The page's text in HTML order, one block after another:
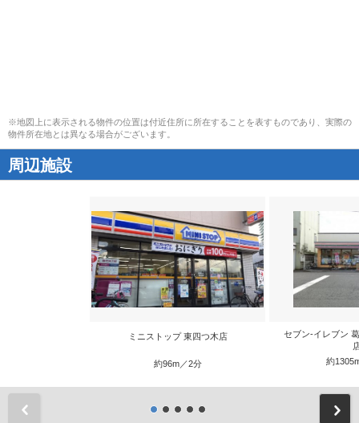
※地図上に表示される物件の位置は付近住所に所在することを表すものであり、実際の
物件所在地とは異なる場合がございます。
周辺施設
ミニストップ 東四つ木店
約96m／2分
セブン-イレブン
約